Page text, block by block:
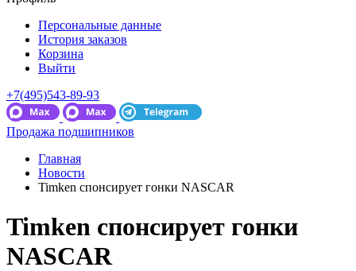
Персональные данные
История заказов
Корзина
Выйти
+7(495)543-89-93
Продажа подшипников
Главная
Новости
Timken спонсирует гонки NASCAR
Timken спонсирует гонки
NASCAR